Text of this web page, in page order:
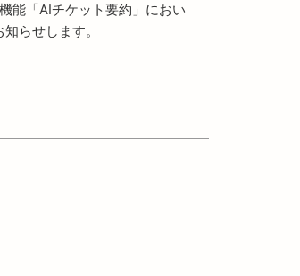
能「AIチケット要約」におい
らせします。